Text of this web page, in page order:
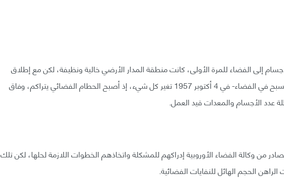
إلى الفضاء للمرة الأولى، كانت منطقة المدار الأرضي خالية ونظيفة، لكن مع إطلاق
سبوتنك -أول قمر صناعي يسبح في الفضاء- في 4 أكتوبر 1957 تغير كل شيء، إذ أصبح الحطام الفضائي يتراكم، وفاق
عدد الأجسام والمعدات قيد العمل.
من وكالة الفضاء الأوروبية إدراكهم للمشكلة واتخاذهم الخطوات اللازمة لحلها، لكن تلك
الحجم الهائل للنفايات الفضائية.